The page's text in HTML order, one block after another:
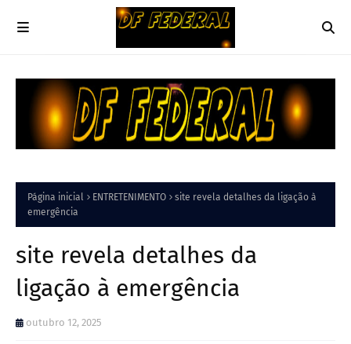
Página inicial ENTRETENIMENTO
site revela detalhes da ligação à
emergência
site revela detalhes da
ligação à emergência
outubro 12, 2025